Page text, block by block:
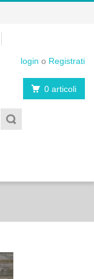
login o Registrati
0 articoli